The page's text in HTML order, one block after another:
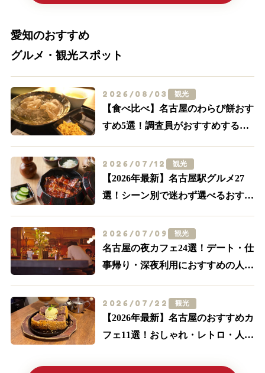
愛知のおすすめ
グルメ・観光スポット
2026/08/03 観光
【食べ比べ】名古屋のわらび餅おす
すめ5選！調査員がおすすめする外
2026/07/12 観光
【2026年最新】名古屋駅グルメ27
選！シーン別で迷わず選べるおすす
2026/07/09 観光
名古屋の夜カフェ24選！デート・仕
事帰り・深夜利用におすすめの人気
2026/07/22 観光
【2026年最新】名古屋のおすすめカ
フェ11選！おしゃれ・レトロ・人気